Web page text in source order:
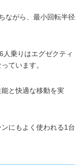
ながら、最小回転半径
乗りはエグゼクティ
ています。
と快適な移動を実
にもよく使われる1台